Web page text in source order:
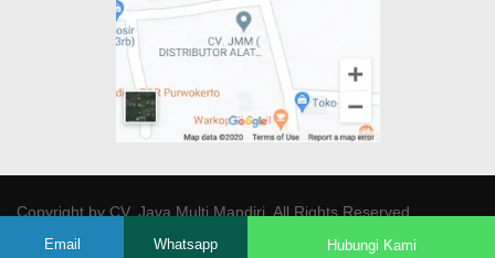
Copyright byCV. Java Multi Mandiri. All Rights Reserved.
Email Whatsapp Hubungi Kami